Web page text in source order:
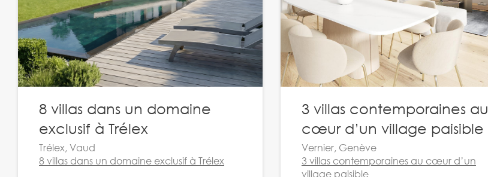
8 villas dans un domaine
exclusif à Trélex
Trélex, Vaud
8 villas dans un domaine exclusif à Trélex
3 villas contemporaines au
cœur d’un village paisible
Vernier, Genève
3 villas contemporaines au cœur d’un
village paisible